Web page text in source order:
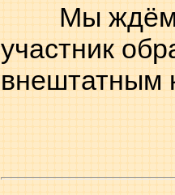
Мы ждём
участник
внештатным